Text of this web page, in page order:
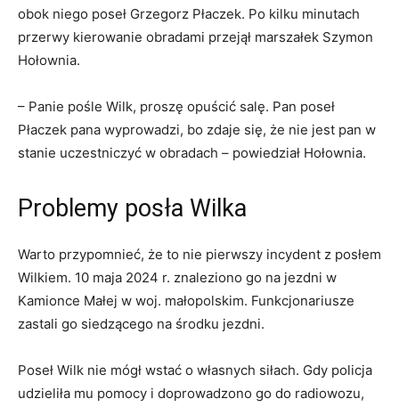
obok niego poseł Grzegorz Płaczek. Po kilku minutach
przerwy kierowanie obradami przejął marszałek Szymon
Hołownia.
– Panie pośle Wilk, proszę opuścić salę. Pan poseł
Płaczek pana wyprowadzi, bo zdaje się, że nie jest pan w
stanie uczestniczyć w obradach – powiedział Hołownia.
Problemy posła Wilka
Warto przypomnieć, że to nie pierwszy incydent z posłem
Wilkiem. 10 maja 2024 r. znaleziono go na jezdni w
Kamionce Małej w woj. małopolskim. Funkcjonariusze
zastali go siedzącego na środku jezdni.
Poseł Wilk nie mógł wstać o własnych siłach. Gdy policja
udzieliła mu pomocy i doprowadzono go do radiowozu,